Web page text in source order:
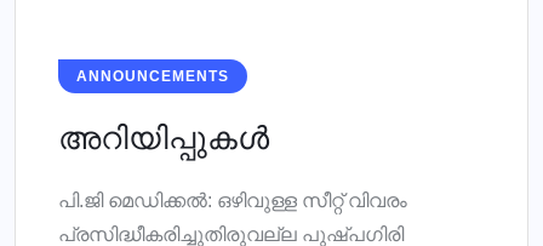
ANNOUNCEMENTS
അറിയിപ്പുകൾ
പി.ജി മെഡിക്കൽ: ഒഴിവുള്ള സീറ്റ് വിവരം
പ്രസിദ്ധീകരിച്ചുതിരുവല്ല പുഷ്പഗിരി